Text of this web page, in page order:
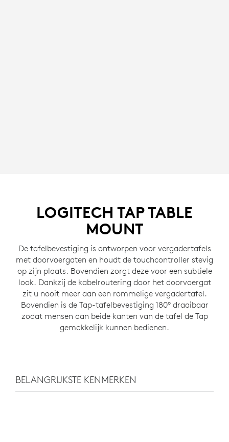
LOGITECH TAP TABLE
MOUNT
De tafelbevestiging is ontworpen voor vergadertafels
met doorvoergaten en houdt de touchcontroller stevig
op zijn plaats. Bovendien zorgt deze voor een subtiele
look. Dankzij de kabelroutering door het doorvoergat
zit u nooit meer aan een rommelige vergadertafel.
Bovendien is de Tap-tafelbevestiging 180° draaibaar
zodat mensen aan beide kanten van de tafel de Tap
gemakkelijk kunnen bedienen.
BELANGRIJKSTE KENMERKEN